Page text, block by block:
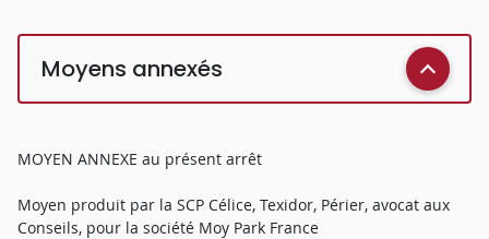
Moyens annexés
MOYEN ANNEXE au présent arrêt
Moyen produit par la SCP Célice, Texidor, Périer, avocat aux
Conseils, pour la société Moy Park France